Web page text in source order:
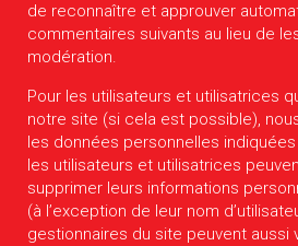
de reconnaître et approuver
commentaires suivants au lieu de
modération.
Pour les utilisateurs et utilisatrices
notre site (si cela est possible),
les données personnelles
les utilisateurs et utilisatrices
supprimer leurs informations
(à l’exception de leur nom
gestionnaires du site peuvent aussi